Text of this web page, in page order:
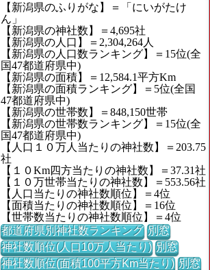
【新潟県のふりがな】＝「にいがたけ
ん」
【新潟県の神社数】＝4,695社
【新潟県の人口】＝2,304,264人
【新潟県の人口数ランキング】＝15位(全
国47都道府県中)
【新潟県の面積】＝12,584.1平方Km
【新潟県の面積ランキング】＝5位(全国
47都道府県中)
【新潟県の世帯数】＝848,150世帯
【新潟県の世帯数ランキング】＝15位(全
国47都道府県中)
【人口１０万人当たりの神社数】＝203.75
社
【１０Km四方当たりの神社数】＝37.31社
【１０万世帯当たりの神社数】＝553.56社
【人口当たりの神社数順位】＝4位
【面積当たりの神社数順位】＝16位
【世帯数当たりの神社数順位】＝4位
都道府県別神社数ランキング 別窓
神社数順位(人口10万人当たり) 別窓
神社数順位(面積100平方Km当たり) 別窓